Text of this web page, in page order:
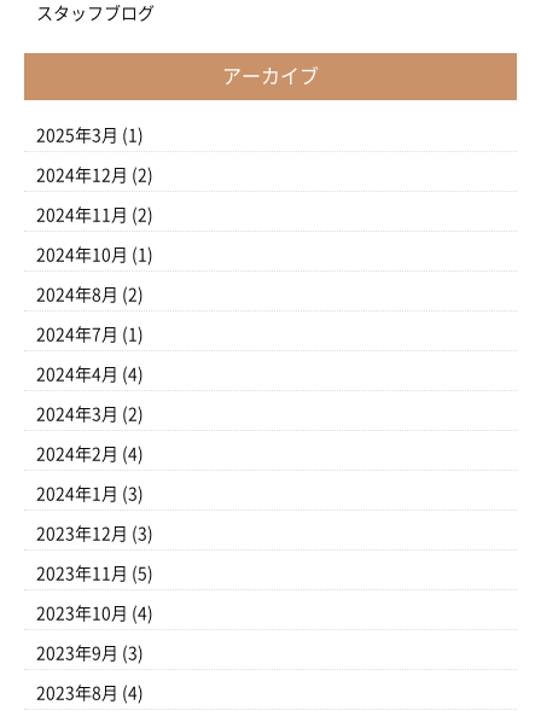
スタッフブログ
アーカイブ
2025年3月 (1)
2024年12月 (2)
2024年11月 (2)
2024年10月 (1)
2024年8月 (2)
2024年7月 (1)
2024年4月 (4)
2024年3月 (2)
2024年2月 (4)
2024年1月 (3)
2023年12月 (3)
2023年11月 (5)
2023年10月 (4)
2023年9月 (3)
2023年8月 (4)